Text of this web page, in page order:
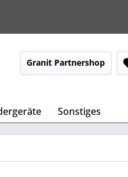
Granit Partnershop
Sonstiges